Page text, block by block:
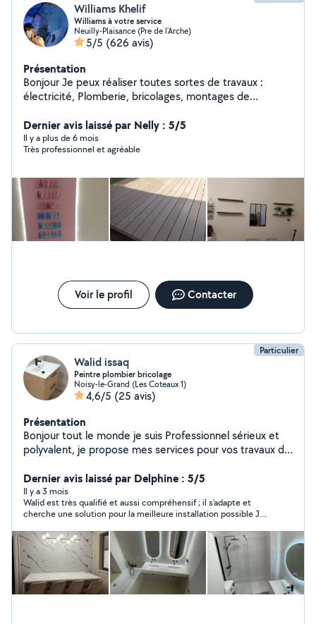
Williams Khelif
Williams à votre service
Neuilly-Plaisance (Pre de l'Arche)
5/5 (626 avis)
Présentation
Bonjour Je peux réaliser toutes sortes de travaux :
électricité, Plomberie, bricolages, montages de
et soigné. Zéro six,seize, Vingt six,dix sept, Quatre vingt
dix. Si vous me contactez directement par téléphone
laisser moi vos coordonnées. Merci. Williams allovoisins
Dernier avis laissé par Nelly : 5/5
Il y a plus de 6 mois
Très professionnel et agréable
Voir le profil Contacter
Particulier
Walid issaq
Peintre plombier bricolage
Noisy-le-Grand (Les Coteaux 1)
4,6/5 (25 avis)
Présentation
Bonjour tout le monde je suis Professionnel sérieux et
polyvalent, je propose mes services pour vos travaux de
à domicile. Travail soigné, rapide et à prix raisonnable.
Disponible sur rendez-vous, même en urgence.
N'hésitez pas de me contacter
Dernier avis laissé par Delphine : 5/5
Il y a 3 mois
Walid est très qualifié et aussi compréhensif ; il s’adapte et
cherche une solution pour la meilleure installation possible Je